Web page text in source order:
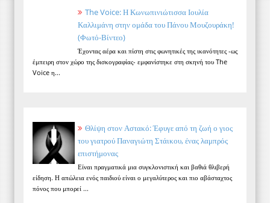
The Voice: Η Κωνωπινιώτισσα Ιουλία
Καλλιμάνη στην ομάδα του Πάνου Μουζουράκη!
(Φωτό-Βίντεο)
Έχοντας αέρα και πίστη στις φωνητικές της ικανότητες -ως
έμπειρη στον χώρο της δισκογραφίας- εμφανίστηκε στη σκηνή του The
Voice η...
Θλίψη στον Αστακό: Έφυγε από τη ζωή ο γιος
του γιατρού Παναγιώτη Στάικου, ένας λαμπρός
επιστήμονας
Είναι πραγματικά μια συγκλονιστική και βαθιά θλιβερή
είδηση. Η απώλεια ενός παιδιού είναι ο μεγαλύτερος και πιο αβάσταχτος
πόνος που μπορεί ...